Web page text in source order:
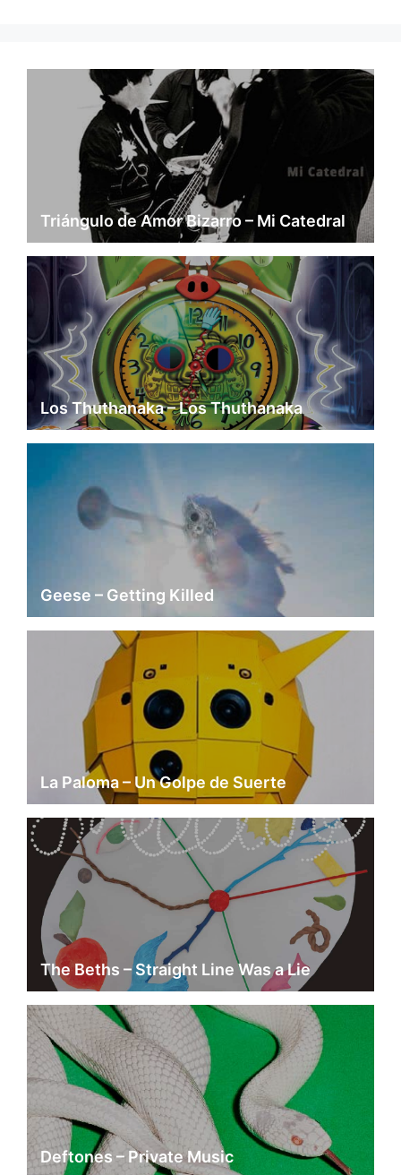
Triángulo de Amor Bizarro – Mi Catedral
Los Thuthanaka – Los Thuthanaka
Geese – Getting Killed
La Paloma – Un Golpe de Suerte
The Beths – Straight Line Was a Lie
Deftones – Private Music